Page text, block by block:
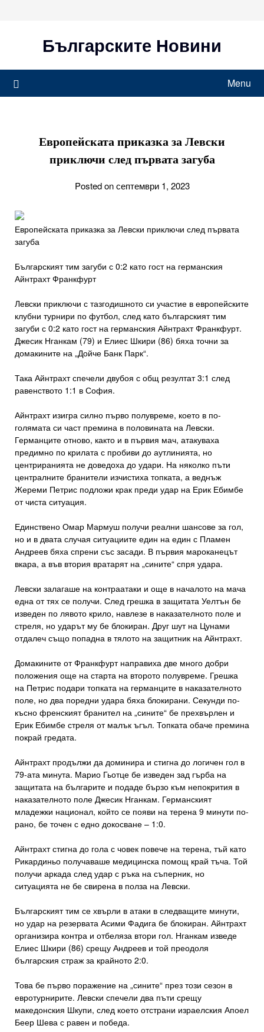
Българските Новини
Menu
Европейската приказка за Левски
приключи след първата загуба
Posted on септември 1, 2023
Европейската приказка за Левски приключи след първата
загуба
Българският тим загуби с 0:2 като гост на германския
Айнтрахт Франкфурт
Левски приключи с тазгодишното си участие в европейските
клубни турнири по футбол, след като българският тим
загуби с 0:2 като гост на германския Айнтрахт Франкфурт.
Джесик Нганкам (79) и Елиес Шкири (86) бяха точни за
домакините на „Дойче Банк Парк“.
Така Айнтрахт спечели двубоя с общ резултат 3:1 след
равенството 1:1 в София.
Айнтрахт изигра силно първо полувреме, което в по-
голямата си част премина в половината на Левски.
Германците отново, както и в първия мач, атакуваха
предимно по крилата с пробиви до аутлинията, но
центриранията не доведоха до удари. На няколко пъти
централните бранители изчистиха топката, а веднъж
Жереми Петрис подложи крак преди удар на Ерик Ебимбе
от чиста ситуация.
Единствено Омар Мармуш получи реални шансове за гол,
но и в двата случая ситуациите един на един с Пламен
Андреев бяха спрени със засади. В първия мароканецът
вкара, а във втория вратарят на „сините“ спря удара.
Левски залагаше на контраатаки и още в началото на мача
една от тях се получи. След грешка в защитата Уелтън бе
изведен по лявото крило, навлезе в наказателното поле и
стреля, но ударът му бе блокиран. Друг шут на Цунами
отдалеч също попадна в тялото на защитник на Айнтрахт.
Домакините от Франкфурт направиха две много добри
положения още на старта на второто полувреме. Грешка
на Петрис подари топката на германците в наказателното
поле, но два поредни удара бяха блокирани. Секунди по-
късно френският бранител на „сините“ бе прехвърлен и
Ерик Ебимбе стреля от малък ъгъл. Топката обаче премина
покрай гредата.
Айнтрахт продължи да доминира и стигна до логичен гол в
79-ата минута. Марио Гьотце бе изведен зад гърба на
защитата на българите и подаде бързо към непокрития в
наказателното поле Джесик Нганкам. Германският
младежки национал, който се появи на терена 9 минути по-
рано, бе точен с едно докосване – 1:0.
Айнтрахт стигна до гола с човек повече на терена, тъй като
Рикардиньо получаваше медицинска помощ край тъча. Той
получи аркада след удар с ръка на съперник, но
ситуацията не бе свирена в полза на Левски.
Българският тим се хвърли в атаки в следващите минути,
но удар на резервата Асими Фадига бе блокиран. Айнтрахт
организира контра и отбеляза втори гол. Нганкам изведе
Елиес Шкири (86) срещу Андреев и той преодоля
българския страж за крайното 2:0.
Това бе първо поражение на „сините“ през този сезон в
евротурнирите. Левски спечели два пъти срещу
македонския Шкупи, след което отстрани израелския Апоел
Беер Шева с равен и победа.